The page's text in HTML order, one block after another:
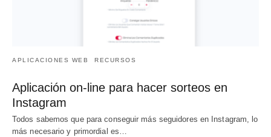
APLICACIONES WEB RECURSOS
Aplicación on-line para hacer sorteos en
Instagram
Todos sabemos que para conseguir más seguidores en Instagram, lo
más necesario y primordial es…